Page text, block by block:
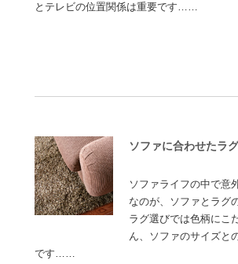
とテレビの位置関係は重要です……
ソファに合わせたラ
ソファライフの中で意
なのが、ソファとラグ
ラグ選びでは色柄にこ
ん、ソファのサイズと
です……